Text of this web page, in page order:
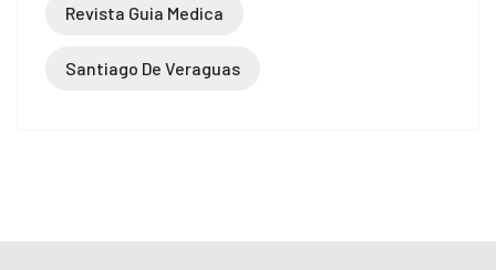
Revista Guia Medica
Santiago De Veraguas